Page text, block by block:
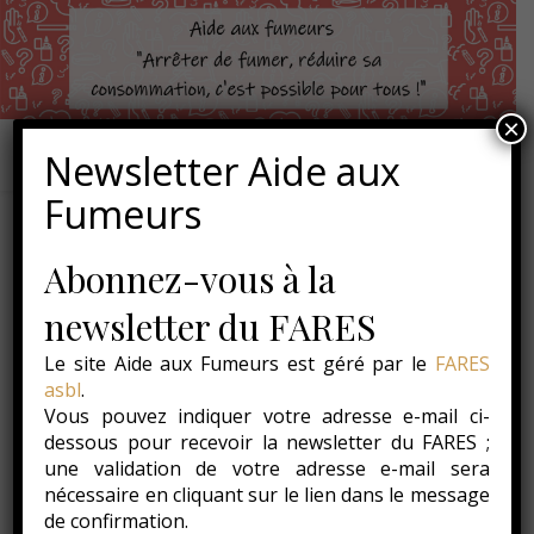
ACTUALITÉS,CAMPAGNE "SEVRAGE POUR TOUS"
Conseil 31 – 31 janvier
2014 – « Pour ceux qui n’y
arrivent pas »
31 janvier 2014
Newsletter Aide aux
Fumeurs
Abonnez-vous à la
newsletter du FARES
Le site Aide aux Fumeurs est géré par le FARES
asbl.
Vous pouvez indiquer votre adresse e-mail ci-
dessous pour recevoir la newsletter du FARES ;
une validation de votre adresse e-mail sera
nécessaire en cliquant sur le lien dans le message
de confirmation.
×